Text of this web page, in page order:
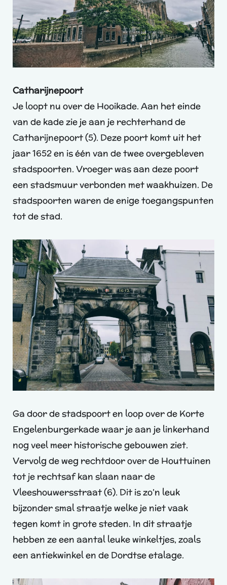
Catharijnepoort
Je loopt nu over de Hooikade. Aan het einde
van de kade zie je aan je rechterhand de
Catharijnepoort (5). Deze poort komt uit het
jaar 1652 en is één van de twee overgebleven
stadspoorten. Vroeger was aan deze poort
een stadsmuur verbonden met waakhuizen. De
stadspoorten waren de enige toegangspunten
tot de stad.
Ga door de stadspoort en loop over de Korte
Engelenburgerkade waar je aan je linkerhand
nog veel meer historische gebouwen ziet.
Vervolg de weg rechtdoor over de Houttuinen
tot je rechtsaf kan slaan naar de
Vleeshouwersstraat (6). Dit is zo’n leuk
bijzonder smal straatje welke je niet vaak
tegen komt in grote steden. In dit straatje
hebben ze een aantal leuke winkeltjes, zoals
een antiekwinkel en de Dordtse etalage.